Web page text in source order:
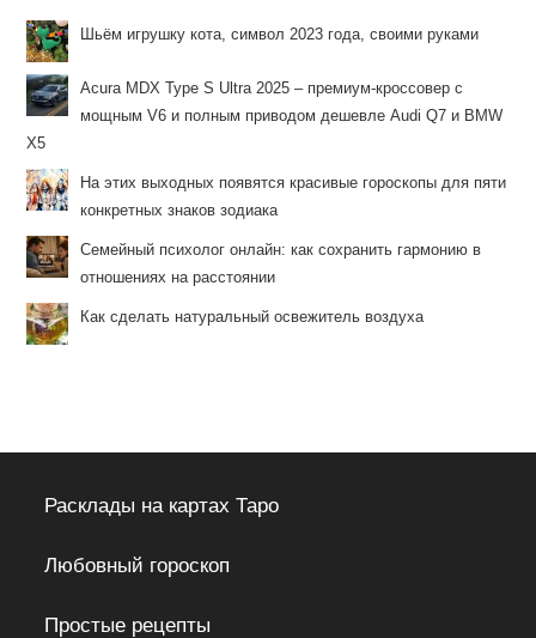
Шьём игрушку кота, символ 2023 года, своими руками
Acura MDX Type S Ultra 2025 – премиум-кроссовер с
мощным V6 и полным приводом дешевле Audi Q7 и BMW
X5
На этих выходных появятся красивые гороскопы для пяти
конкретных знаков зодиака
Семейный психолог онлайн: как сохранить гармонию в
отношениях на расстоянии
Как сделать натуральный освежитель воздуха
Расклады на картах Таро
Любовный гороскоп
Простые рецепты